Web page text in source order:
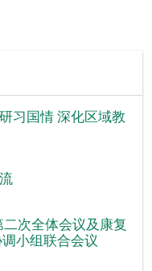
习国情 深化区域教
次全体会议及康复
小组联合会议